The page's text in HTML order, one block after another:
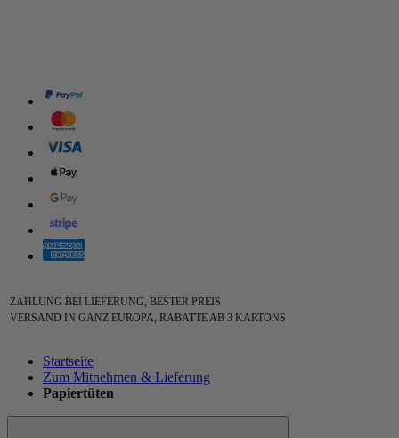
ZAHLUNG BEI LIEFERUNG, BESTER PREIS
VERSAND IN GANZ EUROPA, RABATTE AB 3 KARTONS
Startseite
Zum Mitnehmen & Lieferung
Papiertüten